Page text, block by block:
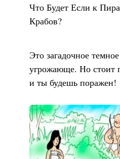
Что Будет Если к
Крабов?
Это загадочное
угрожающе. Но
и ты будешь поражен!